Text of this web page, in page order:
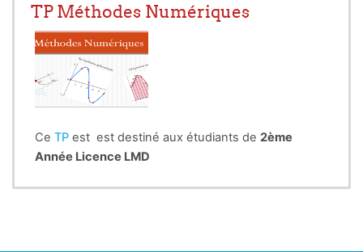
TP Méthodes Numériques
Ce TP est est destiné aux étudiants de 2ème
Année Licence LMD